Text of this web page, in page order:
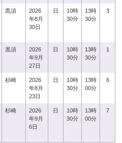
黒須
2026
年8月
30日
日
10時
30分
13時
30分
3
黒須
2026
年9月
27日
日
10時
30分
13時
30分
1
杉崎
2026
年8月
23日
日
10時
30分
13時
00分
6
杉崎
2026
年9月
6日
日
10時
30分
13時
00分
7